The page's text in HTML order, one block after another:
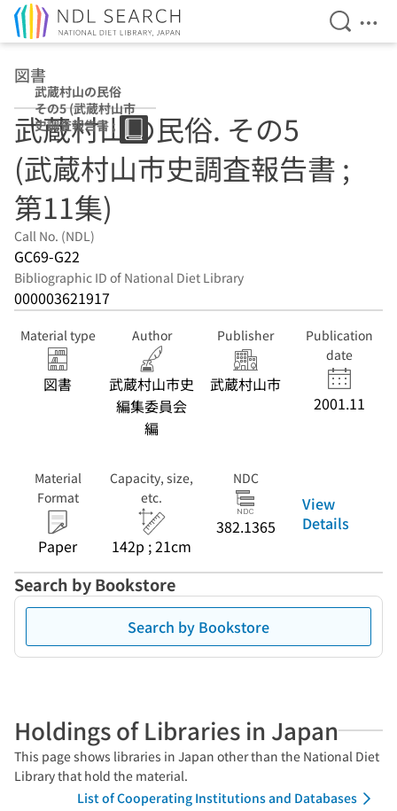
Open
図書
武蔵村山の民俗
その5 (武蔵村山市
史調査報告書 ; 第
11集)
武蔵村山の民俗. その5
(武蔵村山市史調査報告書 ;
第11集)
Call No. (NDL)
GC69-G22
Bibliographic ID of National Diet Library
000003621917
Material type
図書
Author
武蔵村山市史
編集委員会
編
Publisher
武蔵村山市
Publication
date
2001.11
Material
Format
Paper
Capacity, size,
etc.
142p ; 21cm
NDC
382.1365
View
Details
Search by Bookstore
Search by Bookstore
Holdings of Libraries in Japan
This page shows libraries in Japan other than the National Diet
Library that hold the material.
List of Cooperating Institutions and Databases